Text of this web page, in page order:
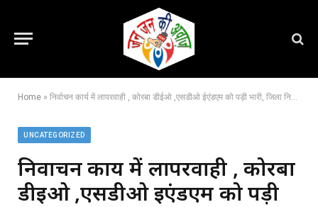
Home » निर्वाचन कार्य में लापरवाही , कोरबा डीईओ ,एसडीओ ईएंडएम को पड़ी भारी, जिला निर्वाचन अधिकारी ने जारी किया कारण बताओ नोटिस
UNCATEGORIZED
निर्वाचन कार्य में लापरवाही , कोरबा
डीईओ ,एसडीओ ईएंडएम को पड़ी